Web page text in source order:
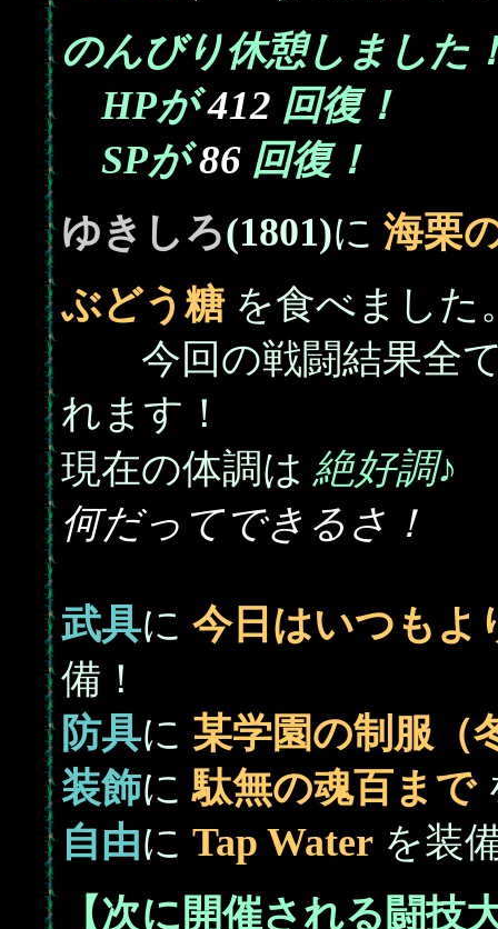
のんびり休憩しました
HPが412 回復！
SPが86 回復！
ゆきしろ(1801)に 海栗
ぶどう糖を食べました
今回の戦闘結果全
れます！
現在の体調は 絶好調♪
何だってできるさ！
武具に 今日はいつもよ
備！
防具に 某学園の制服（
装飾に駄無の魂百まで
自由に Tap Water を装
【次に開催される闘技